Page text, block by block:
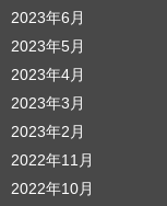
2023年6月
2023年5月
2023年4月
2023年3月
2023年2月
2022年11月
2022年10月